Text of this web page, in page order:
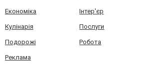
Економіка Інтер'єр
Кулінарія Послуги
Подорожі Робота
Реклама